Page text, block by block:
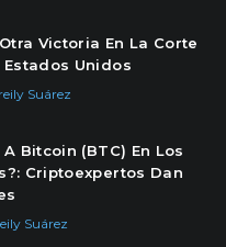
Victoria En La Corte
Estados Unidos
Suárez
A Bitcoin (BTC) En Los
Criptoexpertos Dan
Suárez